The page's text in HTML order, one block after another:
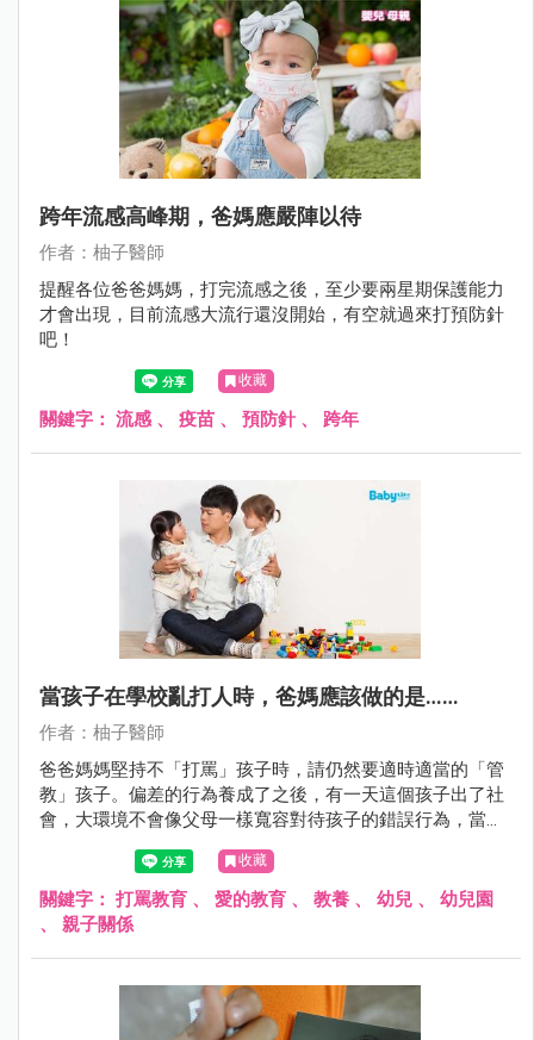
跨年流感高峰期，爸媽應嚴陣以待
作者：柚子醫師
提醒各位爸爸媽媽，打完流感之後，至少要兩星期保護能力
才會出現，目前流感大流行還沒開始，有空就過來打預防針
吧！
收藏
關鍵字： 流感 、 疫苗 、 預防針 、 跨年
當孩子在學校亂打人時，爸媽應該做的是……
作者：柚子醫師
爸爸媽媽堅持不「打罵」孩子時，請仍然要適時適當的「管
教」孩子。偏差的行為養成了之後，有一天這個孩子出了社
會，大環境不會像父母一樣寬容對待孩子的錯誤行為，當孩
子發現社會上的人不像以前一樣好欺負時，放心好了，孩子
還是有情緒的發洩出口的……他會回家欺負爸爸媽媽……
收藏
關鍵字： 打罵教育 、 愛的教育 、 教養 、 幼兒 、 幼兒園
、 親子關係